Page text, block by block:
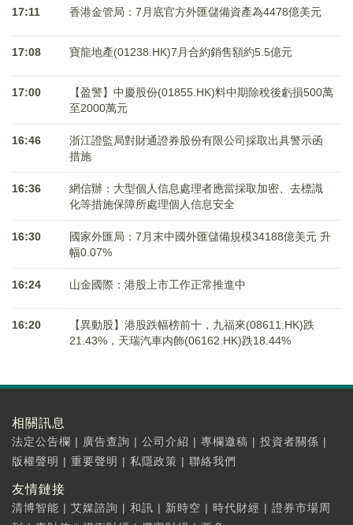
17:11 香港金管局：7月底官方外匯儲備資產為4478億美元
17:08 寶龍地產(01238.HK)7月合約銷售額約5.5億元
17:00
【盈警】中慶股份(01855.HK)料中期除稅後虧損500萬
至2000萬元
16:46
浙江證監局對財通證券股份有限公司採取出具警示函
措施
16:36
網信辦：大型個人信息處理者應當採取加密、去標識
化等措施保障所處理個人信息安全
16:30
國家外匯局：7月末中國外匯儲備規模34188億美元 升
幅0.07%
16:24 山金國際：港股上市工作正常推進中
16:20
【異動股】港股跌幅榜前十，九福來(08611.HK)跌
21.43%，天瑞汽車内飾(06162.HK)跌18.44%
相關訊息
法定公告欄 | 廣告查詢 | 公司介紹 | 專欄邀稿 | 投資者關係 |
版權聲明 | 重要聲明 | 私隱政策 | 聯絡我們
友情鏈接
清博智能 | 艾媒諮詢 | 和訊 | 新時空 | 時代財經 | 證券市場周